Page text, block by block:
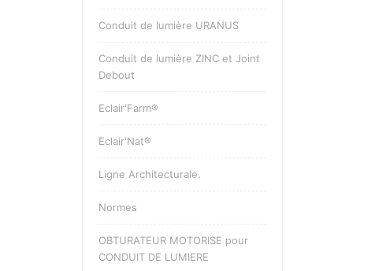
Conduit de lumière URANUS
Conduit de lumière ZINC et Joint
Debout
Eclair'Farm®
Eclair'Nat®
Ligne Architecturale.
Normes
OBTURATEUR MOTORISE pour
CONDUIT DE LUMIERE